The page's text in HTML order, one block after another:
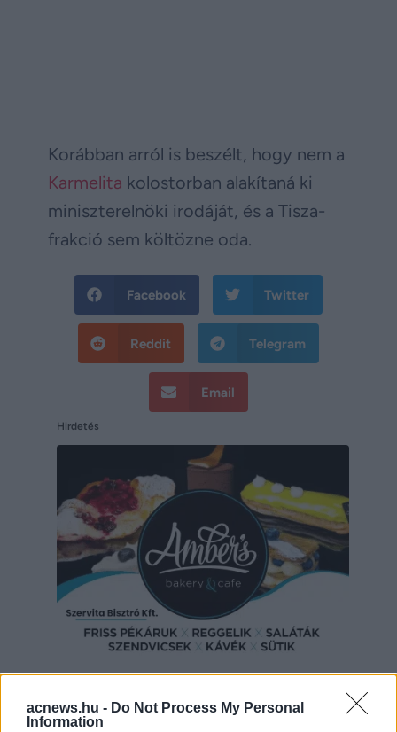
acnews.hu - Do Not Process My Personal
Information
Korábban arról is beszélt, hogy nem a
Karmelita kolostorban alakítaná ki
miniszterelnöki irodáját, és a Tisza-
frakció sem költözne oda.
Facebook Twitter
Reddit Telegram
Email
Hirdetés